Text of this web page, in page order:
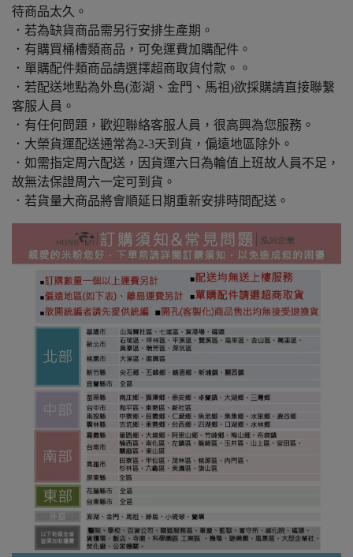
待商品太久。
．若為缺貨商品需另行安排生產期。
．有購買桶槽類商品，可免運費加購配件。
．單購配件類商品請選擇超商取貨付款。。
．若配送地點為外島(澎湖、金門、馬祖)欲採購請直接聯繫
客服人員。
．有任何問題，歡迎聯絡客服人員，很高興為您服務。
．大榮貨運配送通常為2-3天到貨，偏遠地區除外。
．如需指定周六配送，因貨運六日為輪值上班故人員不足，
故無法保證周六一定可到貨。
．若貨量大商品將會順延日期重新安排時間配送。